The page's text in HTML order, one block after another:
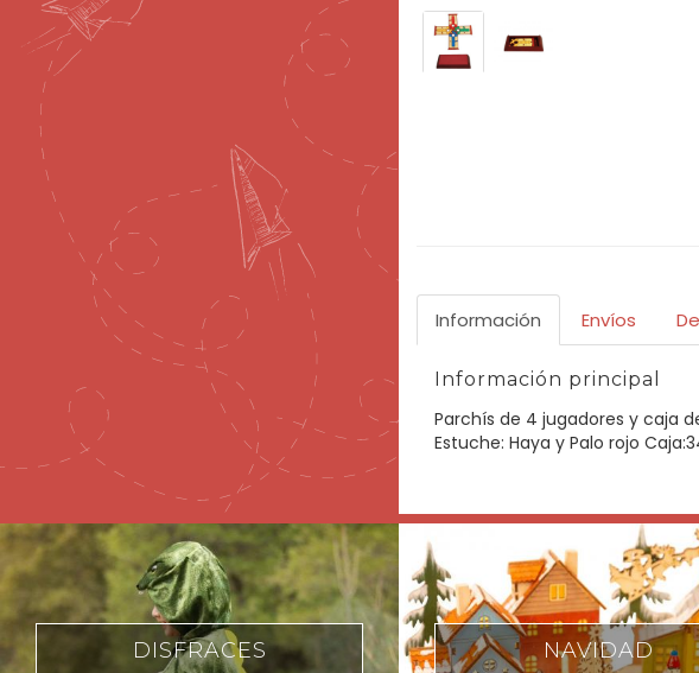
Información Envíos
Información principal
Parchís de 4 jugadores y caja
Estuche: Haya y Palo rojo
NAVIDAD HALLOWEEN